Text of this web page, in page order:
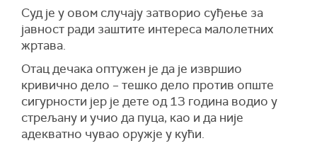
Суд је у овом случају затворио суђење за
јавност ради заштите интереса малолетних
жртава.
Отац дечака оптужен је да је извршио
кривично дело – тешко дело против опште
сигурности јер је дете од 13 година водио у
стрељану и учио да пуца, као и да није
адекватно чувао оружје у кући.